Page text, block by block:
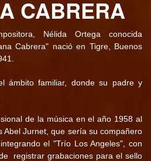
CABRERA
Nélida Ortega conocida
Cabrera" nació en Tigre, Buenos
ámbito familiar, donde su padre y
de la música en el año 1958 al
Abel Jurnet, que sería su compañero
el "Trío Los Angeles", con
registrar grabaciones para el sello